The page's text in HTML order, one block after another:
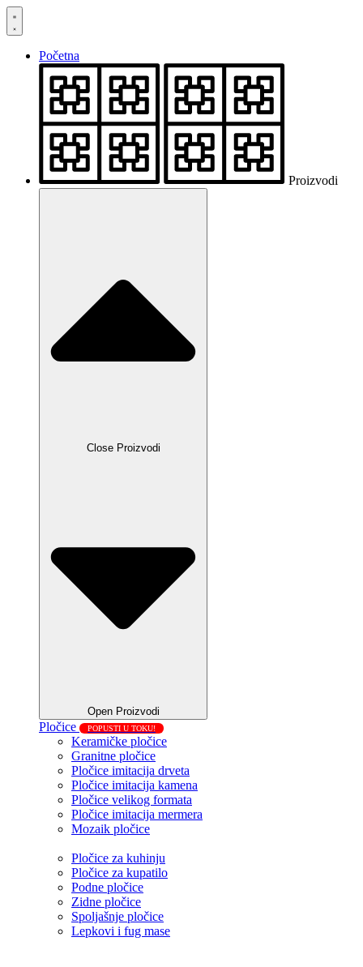
Skočite
na
Početna
Proizvodi
Close Proizvodi
Open Proizvodi
Pločice POPUSTI U TOKU!
Keramičke pločice
Granitne pločice
Pločice imitacija drveta
Pločice imitacija kamena
Pločice velikog formata
Pločice imitacija mermera
Mozaik pločice
Pločice za kuhinju
Pločice za kupatilo
Podne pločice
Zidne pločice
Spoljašnje pločice
Lepkovi i fug mase